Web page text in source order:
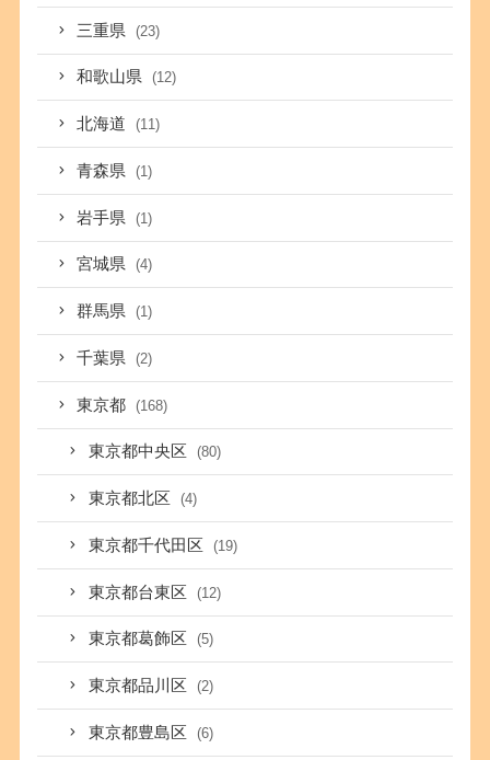
三重県 (23)
和歌山県 (12)
北海道 (11)
青森県 (1)
岩手県 (1)
宮城県 (4)
群馬県 (1)
千葉県 (2)
東京都 (168)
東京都中央区 (80)
東京都北区 (4)
東京都千代田区 (19)
東京都台東区 (12)
東京都葛飾区 (5)
東京都品川区 (2)
東京都豊島区 (6)